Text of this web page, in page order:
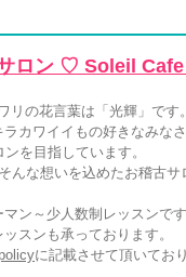
ロン ​♡ Soleil
リの花言葉は「光輝」です
ラカワイイもの好きなみな
ンを 目指しています。
そんな想いを込めたお稽古
マン～少人数制レッスンで
ッスン も承っております。
に記載させて頂いてお